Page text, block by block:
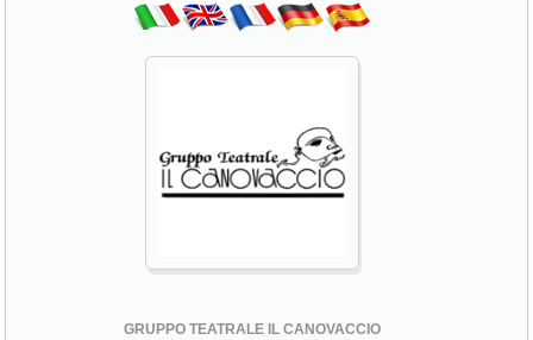
GRUPPO TEATRALE IL CANOVACCIO